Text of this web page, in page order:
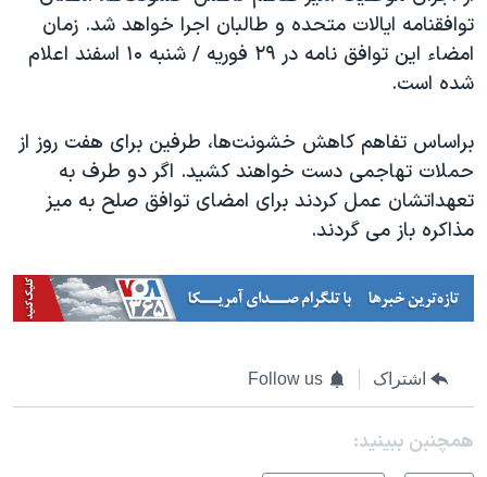
توافقنامه ایالات متحده و طالبان اجرا خواهد شد. زمان
امضاء این توافق نامه در ۲۹ فوریه / شنبه ۱۰ اسفند اعلام
شده است.
براساس تفاهم کاهش خشونت‌ها، طرفین برای هفت روز از
حملات تهاجمی دست خواهند کشید. اگر دو طرف به
تعهداتشان عمل کردند برای امضای توافق صلح به میز
مذاکره باز می گردند.
اشتراک Follow us
همچنبن ببینید: